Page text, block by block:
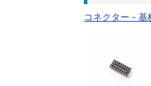
コネクター－基